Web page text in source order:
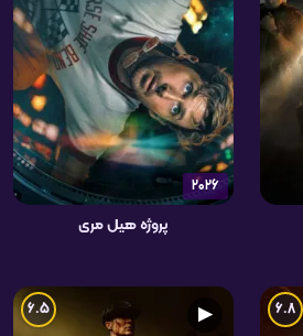
2026
پروژه هیل مری
6.8
▶
6.5